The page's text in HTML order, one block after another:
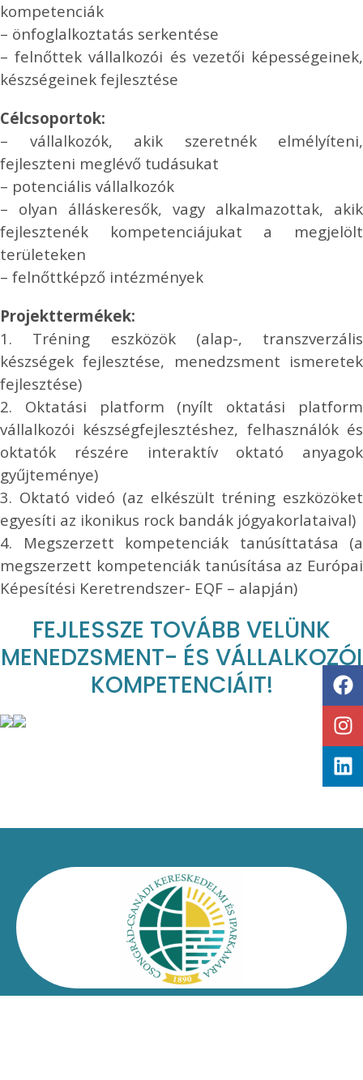
kompetenciák
– önfoglalkoztatás serkentése
– felnőttek vállalkozói és vezetői képességeinek,
készségeinek fejlesztése
Célcsoportok:
– vállalkozók, akik szeretnék elmélyíteni,
fejleszteni meglévő tudásukat
– potenciális vállalkozók
– olyan álláskeresők, vagy alkalmazottak, akik
fejlesztenék kompetenciájukat a megjelölt
területeken
– felnőttképző intézmények
Projekttermékek:
1. Tréning eszközök (alap-, transzverzális
készségek fejlesztése, menedzsment ismeretek
fejlesztése)
2. Oktatási platform (nyílt oktatási platform
vállalkozói készségfejlesztéshez, felhasználók és
oktatók részére interaktív oktató anyagok
gyűjteménye)
3. Oktató videó (az elkészült tréning eszközöket
egyesíti az ikonikus rock bandák jógyakorlataival)
4. Megszerzett kompetenciák tanúsíttatása (a
megszerzett kompetenciák tanúsítása az Európai
Képesítési Keretrendszer- EQF – alapján)
FEJLESSZE TOVÁBB VELÜNK
MENEDZSMENT- ÉS VÁLLALKOZÓI
KOMPETENCIÁIT!